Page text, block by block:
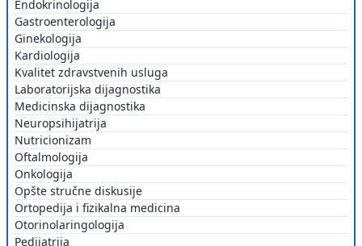
Endokrinologija
Gastroenterologija
Ginekologija
Kardiologija
Kvalitet zdravstvenih usluga
Laboratorijska dijagnostika
Medicinska dijagnostika
Neuropsihijatrija
Nutricionizam
Oftalmologija
Onkologija
Opšte stručne diskusije
Ortopedija i fizikalna medicina
Otorinolaringologija
Pedijatrija